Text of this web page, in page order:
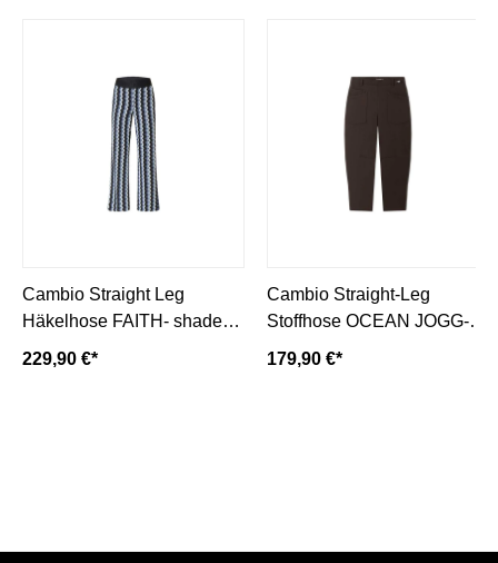
Cambio Straight Leg
Häkelhose FAITH- shades
of blue/ blau
229,90 €*
Cambio Straight-Leg
Stoffhose OCEAN JOGG-
espresso/ dunkelbraun
179,90 €*